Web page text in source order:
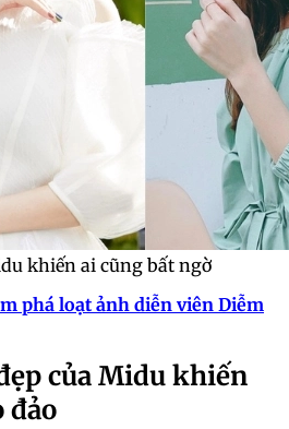
khiến ai cũng bất ngờ
phá loạt ảnh diễn viên Diễm
của Midu khiến
đảo